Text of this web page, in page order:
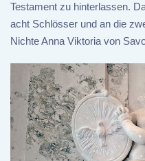
Testament zu hinterlassen.
acht Schlösser und an die
Nichte Anna Viktoria von